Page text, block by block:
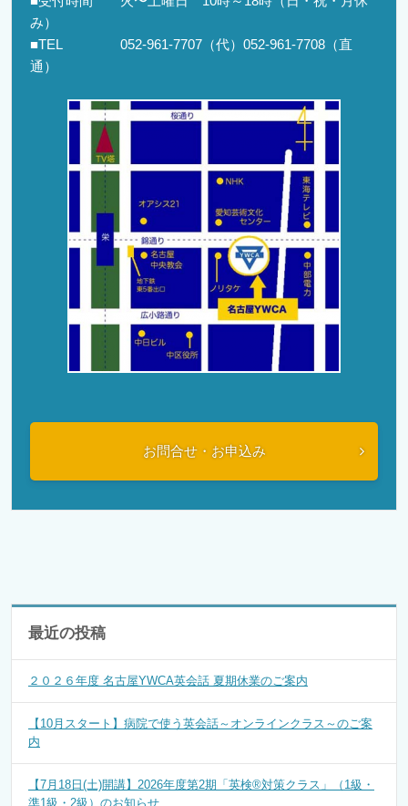
み）
■TEL 052-961-7707（代）052-961-7708（直
通）
お問合せ・お申込み
最近の投稿
２０２６年度 名古屋YWCA英会話 夏期休業のご案内
【10月スタート】病院で使う英会話～オンラインクラス～のご案
内
【7月18日(土)開講】2026年度第2期「英検®対策クラス」（1級・
準1級・2級）のお知らせ